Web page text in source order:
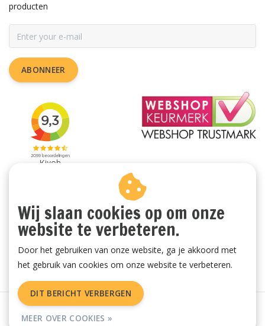
producten
ABONNEER
Algemene voorwaarden | Privacy Policy
Wij slaan cookies op om onze
website te verbeteren.
Door het gebruiken van onze website, ga je akkoord met
het gebruik van cookies om onze website te verbeteren.
DIT BERICHT VERBERGEN
MEER OVER COOKIES »